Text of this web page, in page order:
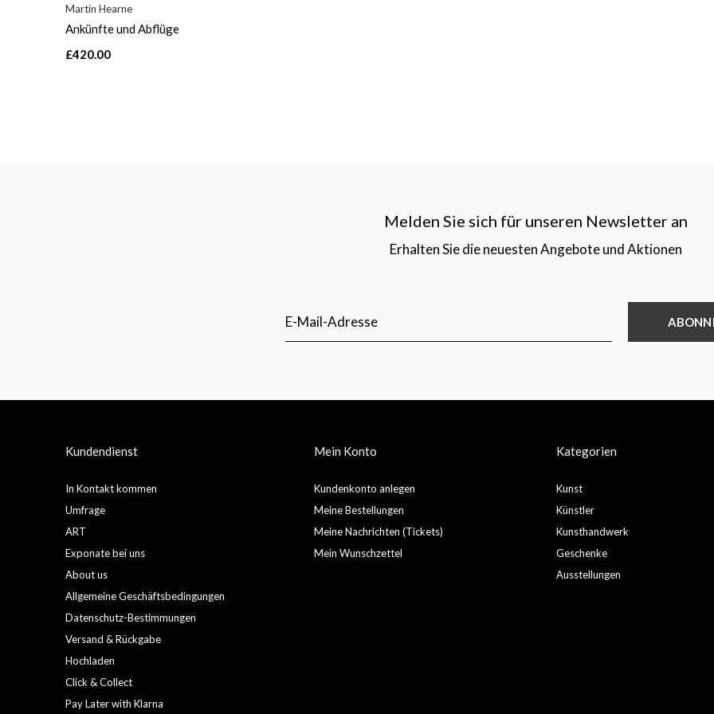
Martin Hearne
Ankünfte und Abflüge
£420.00
Melden Sie sich für unseren Newsletter an
Erhalten Sie die neuesten Angebote und Aktionen
Kundendienst
In Kontakt kommen
Umfrage
ART
Exponate bei uns
About us
Allgemeine Geschäftsbedingungen
Datenschutz-Bestimmungen
Versand & Rückgabe
Hochladen
Click & Collect
Pay Later with Klarna
Mein Konto
Kundenkonto anlegen
Meine Bestellungen
Meine Nachrichten (Tickets)
Mein Wunschzettel
Kategorien
Kunst
Künstler
Kunsthandwerk
Geschenke
Ausstellungen